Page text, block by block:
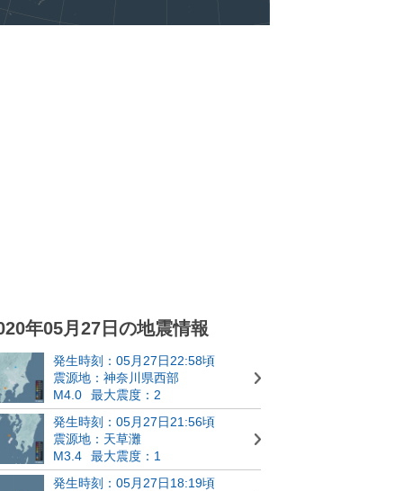
年05月27日の地震情報
発生時刻：05月27日22:58頃
震源地：神奈川県西部
M4.0
最大震度：2
発生時刻：05月27日21:56頃
震源地：天草灘
M3.4
最大震度：1
発生時刻：05月27日18:19頃